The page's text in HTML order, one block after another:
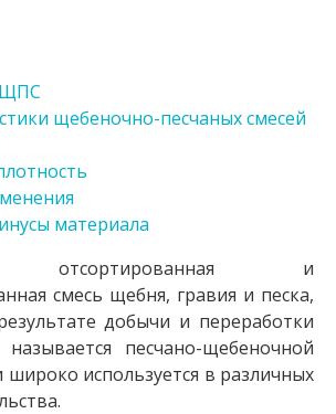
ЩПС
щебеночно-песчаных смесей
материала
отсортированная и
смесь щебня, гравия и песка,
добычи и переработки
песчано-щебеночной
используется в различных